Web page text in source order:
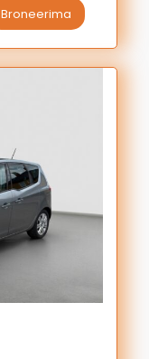
Broneerima